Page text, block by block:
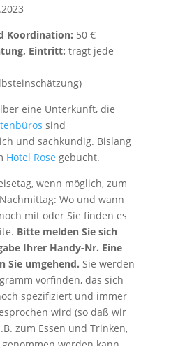
Koordination: 50 €
Eintritt: trägt jede
eine Unterkunft, die
sind
und sachkundig. Bislang
Hotel Rose gebucht.
wenn möglich, zum
Wo und wann
mit oder Sie finden es
Bitte melden Sie sich
Ihrer Handy-Nr. Eine
Sie umgehend. Sie werden
vorfinden, das sich
spezifiziert und immer
wird (so daß wir
zum Essen und Trinken,